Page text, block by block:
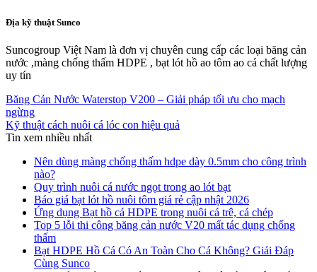
Địa kỹ thuật Sunco
Suncogroup Việt Nam là đơn vị chuyên cung cấp các loại băng cản
nước ,màng chống thấm HDPE , bạt lót hồ ao tôm ao cá chất lượng
uy tín
Băng Cản Nước Waterstop V200 – Giải pháp tối ưu cho mạch
ngừng
Kỹ thuật cách nuôi cá lóc con hiệu quả
Tin xem nhiều nhất
Nên dùng màng chống thấm hdpe dày 0.5mm cho công trình
nào?
Quy trình nuôi cá nước ngọt trong ao lót bạt
Báo giá bạt lót hồ nuôi tôm giá rẻ cập nhật 2026
Ứng dụng Bạt hồ cá HDPE trong nuôi cá trê, cá chép
Top 5 lỗi thi công băng cản nước V20 mất tác dụng chống
thấm
Bạt HDPE Hồ Cá Có An Toàn Cho Cá Không? Giải Đáp
Cùng Sunco